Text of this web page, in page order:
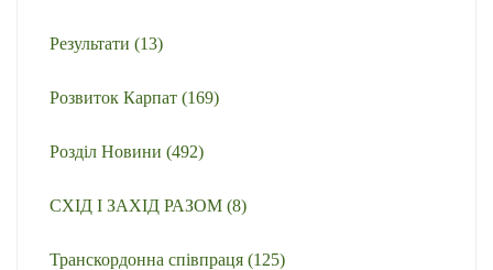
Результати (13)
Розвиток Карпат (169)
Розділ Новини (492)
СХІД І ЗАХІД РАЗОМ (8)
Транскордонна співпраця (125)